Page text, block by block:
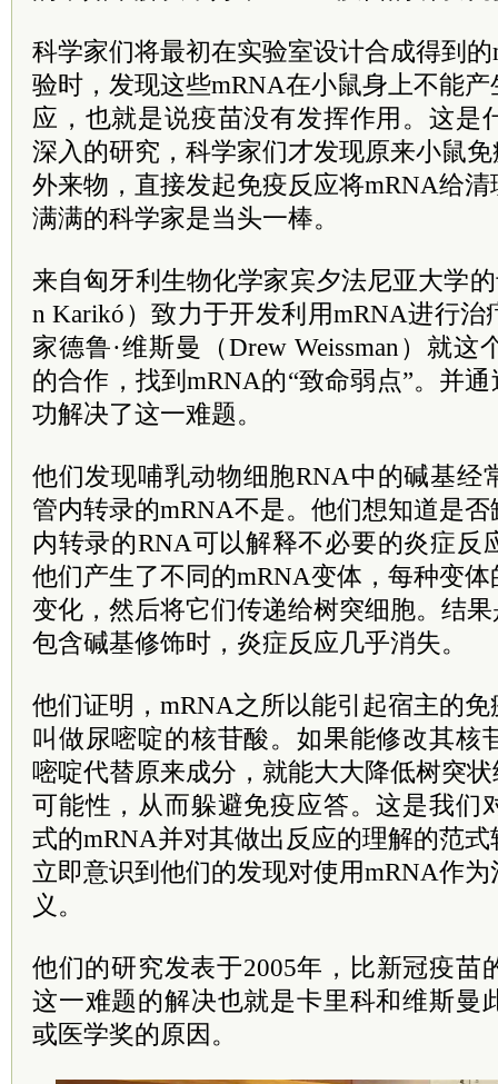
科学家们将最初在实验室设计合成得到
验时，发现这些mRNA在小鼠身上不能
应，也就是说疫苗没有发挥作用。这是
深入的研究，科学家们才发现原来小鼠
外来物，直接发起免疫反应将mRNA给
满满的科学家是当头一棒。
来自匈牙利生物化学家宾夕法尼亚大学
n Karikó）致力于开发利用mRNA进行
家德鲁·维斯曼（Drew Weissman）就
的合作，找到mRNA的“致命弱点”。并
功解决了这一难题。
他们发现哺乳动物细胞RNA中的碱基经
管内转录的mRNA不是。他们想知道是
内转录的RNA可以解释不必要的炎症反
他们产生了不同的mRNA变体，每种变
变化，然后将它们传递给树突细胞。结
包含碱基修饰时，炎症反应几乎消失。
他们证明，mRNA之所以能引起宿主的
叫做尿嘧啶的核苷酸。如果能修改其核
嘧啶代替原来成分，就能大大降低树突
可能性，从而躲避免疫应答。这是我们
式的mRNA并对其做出反应的理解的范
立即意识到他们的发现对使用mRNA作
义。
他们的研究发表于2005年，比新冠疫苗
这一难题的解决也就是卡里科和维斯曼
或医学奖的原因。